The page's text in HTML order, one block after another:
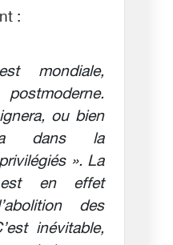
:
mondiale,
ou bien
dans la
». La
en effet
des
inévitable,